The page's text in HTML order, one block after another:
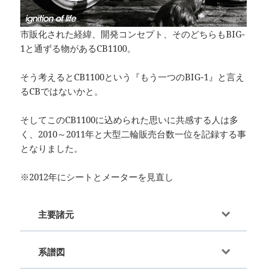
市販化された経緯、開発コンセプト、そのどちらもBIG-
1と通ずる物があるCB1100。
そう考えるとCB1100という『もう一つのBIG-1』と言え
るCBではないかと。
そしてこのCB1100に込められた思いに共感する人は多
く、2010～2011年と大型二輪販売台数一位を記録する事
となりました。
※2012年にシートとメーターを見直し
主要諸元
系譜図